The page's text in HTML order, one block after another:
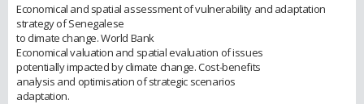
Economical and spatial assessment of vulnerability and adaptation
strategy of Senegalese
to climate change. World Bank
Economical valuation and spatial evaluation of issues
potentially impacted by climate change. Cost-benefits
analysis and optimisation of strategic scenarios
adaptation.